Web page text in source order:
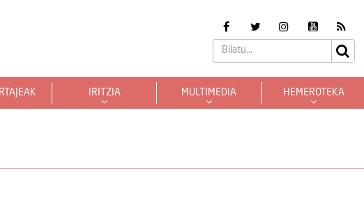
IRITZIA MULTIMEDIA HEMEROTEKA